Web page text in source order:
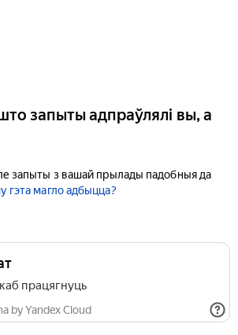
запыты адпраўлялі вы, а
запыты з вашай прылады падобныя да
гэта магло адбыцца?
працягнуць
by Yandex Cloud